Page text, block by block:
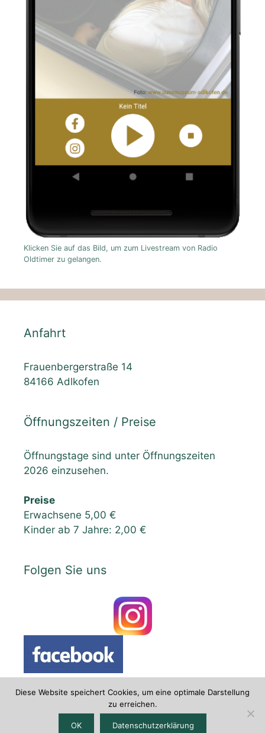
Klicken Sie auf das Bild, um zum Livestream von Radio
Oldtimer zu gelangen.
Anfahrt
Frauenbergerstraße 14
84166 Adlkofen
Öffnungszeiten / Preise
Öffnungstage sind unter Öffnungszeiten
2026 einzusehen.
Preise
Erwachsene 5,00 €
Kinder ab 7 Jahre: 2,00 €
Folgen Sie uns
Diese Website speichert Cookies, um eine optimale Darstellung
zu erreichen.
OK Datenschutzerklärung